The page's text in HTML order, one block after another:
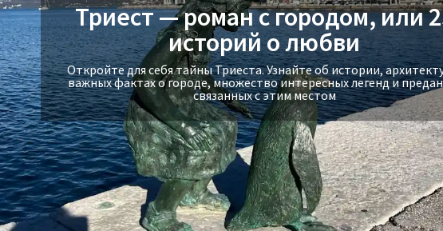
Экскурсия на яхте в Стамбуле -
прогулка по Босфору
Экскурсия на яхте в Стамбуле - прогулка по Босфору
Триест — роман с городом, или
историй о любви
Откройте для себя тайны Триеста. Узнайте об истории,
важных фактах о городе, множествo интересных легенд и
связанных с этим местом